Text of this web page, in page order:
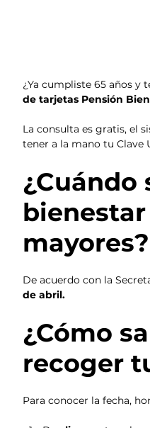
¿Ya cumpliste 65 años y
de tarjetas Pensión
La consulta es gratis, el
tener a la mano tu Clave
¿Cuándo
mayores?
De acuerdo con la
de abril.
¿Cómo
recoger
Para conocer la fecha,